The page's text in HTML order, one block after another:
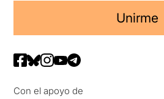
Unirme
Con el apoyo de